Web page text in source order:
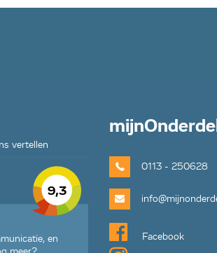
vertellen
9,3
en
mijn
0113 - 250628
Facebook